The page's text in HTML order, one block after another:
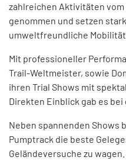
zahlreichen Aktivitäten vom
genommen und setzen
umweltfreundliche Mobilität.
Mit professioneller
Trail-Weltmeister, sowie
ihren Trial Shows mit
Direkten Einblick gab es bei
Neben spannenden Shows
Pumptrack die beste
Geländeversuche zu